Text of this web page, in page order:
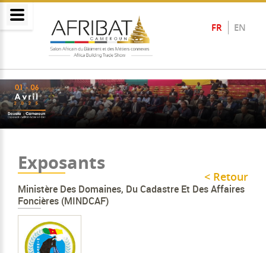
FR EN
Exposants
< Retour
Ministère Des Domaines, Du Cadastre Et Des Affaires
Foncières (MINDCAF)